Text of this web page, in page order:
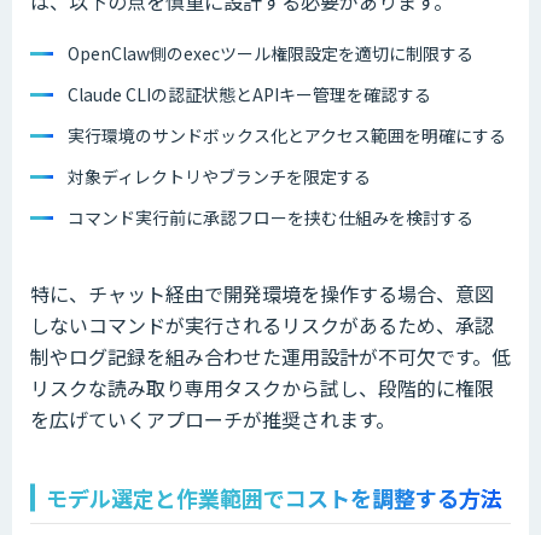
OpenClaw側のexecツール権限設定を適切に制限する
Claude CLIの認証状態とAPIキー管理を確認する
実行環境のサンドボックス化とアクセス範囲を明確にする
対象ディレクトリやブランチを限定する
コマンド実行前に承認フローを挟む仕組みを検討する
特に、チャット経由で開発環境を操作する場合、意図
しないコマンドが実行されるリスクがあるため、承認
制やログ記録を組み合わせた運用設計が不可欠です。低
リスクな読み取り専用タスクから試し、段階的に権限
を広げていくアプローチが推奨されます。
モデル選定と作業範囲でコストを調整する方法